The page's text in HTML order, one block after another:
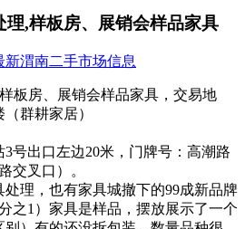
理,样板房、展销会样品家具
新渭南二手市场信息
板房、展销会样品家具， 交易地
群耕家居）
号出口左边2​‌‌0米，门牌号：高潮路
交叉口）。
理，也有家具城撤下的99成新品牌
之1）家具是样品，摆放展示了一个